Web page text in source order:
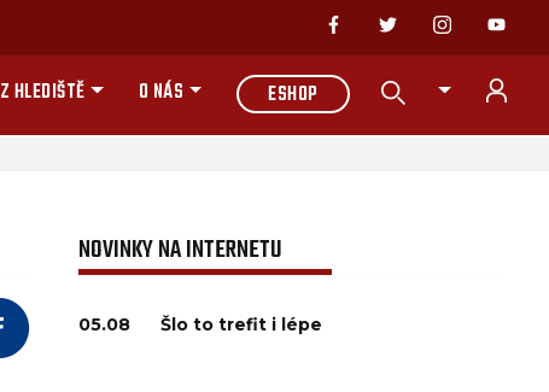
Z HLEDIŠTĚ O NÁS ESHOP
NOVINKY NA INTERNETU
05.08 Šlo to trefit i lépe